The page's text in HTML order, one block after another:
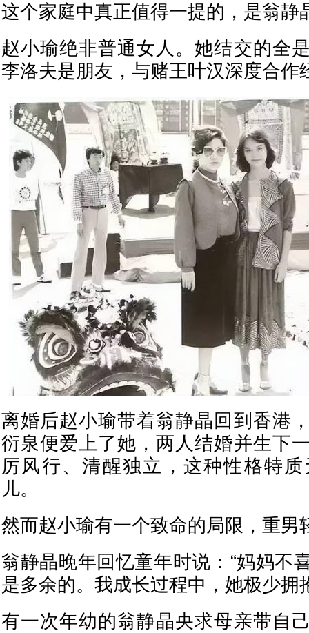
这个家庭中真正值得一提的，是翁静
赵小瑜绝非普通女人。她结交的全
李洛夫是朋友，与赌王叶汉深度合作
离婚后赵小瑜带着翁静晶回到香港
衍泉便爱上了她，两人结婚并生下
厉风行、清醒独立，这种性格特
儿。
然而赵小瑜有一个致命的局限，重男
翁静晶晚年回忆童年时说：“妈妈不
是多余的。我成长过程中，她极少拥
有一次年幼的翁静晶央求母亲带自